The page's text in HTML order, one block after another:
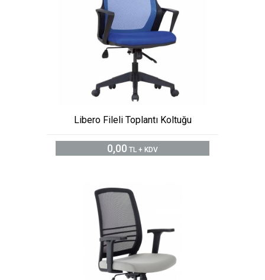
Libero Fileli Toplantı Koltuğu
0,00 TL + KDV